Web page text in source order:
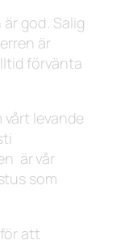
god. Salig
är
förvänta
vårt levande
är vår
som
att